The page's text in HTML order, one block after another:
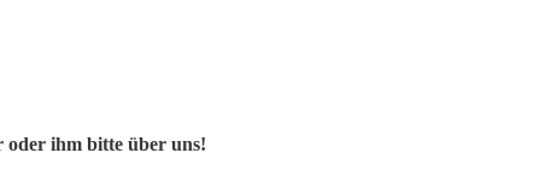
oder ihm bitte über uns!